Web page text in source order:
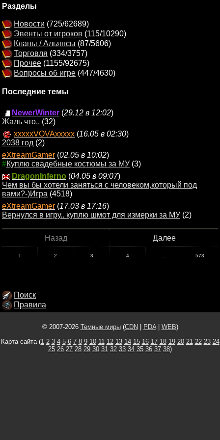
Разделы
Новости (725/62689)
Эвенты от игроков (115/10290)
Кланы / Альянсы (87/5606)
Торговля (334/3757)
Прочее (1155/92675)
Вопросы об игре (447/4630)
Последние темы
NewerWinter (29.12 в 12:02)
Жаль что.. (32)
xxxxxVOVAxxxxx (16.05 в 02:30)
2038 год (2)
eXtreamGamer (02.05 в 10:02)
#Куплю свадебные костюмы за МУ (3)
DragonInferno (04.05 в 09:07)
Чем вы бы хотели заняться с человеком,который под
вами?-)Игра (4518)
eXtreamGamer (17.03 в 17:16)
Вернулся в игру.. куплю шмот для измерки за МУ (2)
Назад Далее
1 2 3 4 573
Поиск
Правила
© 2007-2026 Темные миры(CDN PDA| WEB)
Карта сайта (1 2 3 4 5 6 7 8 9 10 11 12 13 14 15 16 17 18 19 20 21 22 23 24
25 26 27 28 29 30 31 32 33 34 35 36 37 38)